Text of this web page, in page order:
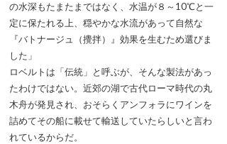
の水深もたまたまではなく、水温が８～10℃と一
定に保たれる上、穏やかな水流があって自然な
『バトナージュ（攪拌）』効果を生むため選びま
した」
ロベルトは「伝統」と呼ぶが、そんな製法があっ
たわけではない。近郊の湖で古代ローマ時代の丸
木舟が発見され、おそらくアンフォラにワインを
詰めてその船に載せて輸送していたらしいと言わ
れているからだ。